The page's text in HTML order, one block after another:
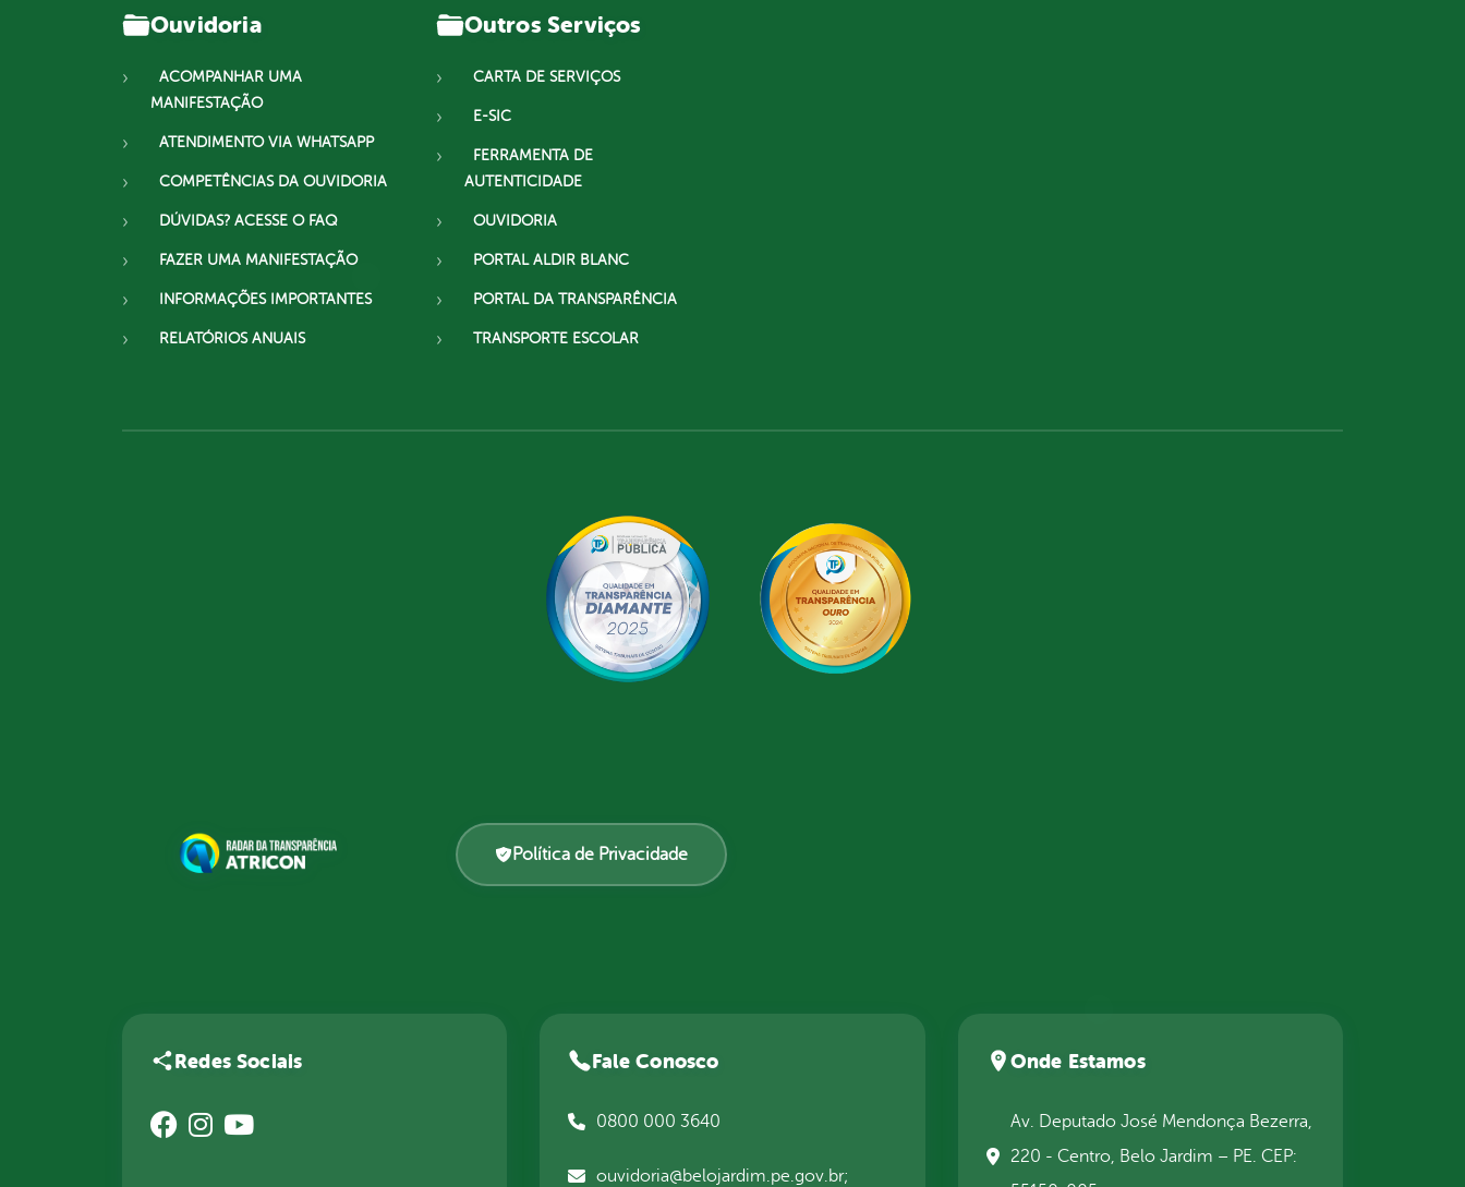
Ouvidoria
ACOMPANHAR UMA
MANIFESTAÇÃO
ATENDIMENTO VIA WHATSAPP
COMPETÊNCIAS DA OUVIDORIA
DÚVIDAS? ACESSE O FAQ
FAZER UMA MANIFESTAÇÃO
INFORMAÇÕES IMPORTANTES
RELATÓRIOS ANUAIS
Outros Serviços
CARTA DE SERVIÇOS
E-SIC
FERRAMENTA DE
AUTENTICIDADE
OUVIDORIA
PORTAL ALDIR BLANC
PORTAL DA TRANSPARÊNCIA
TRANSPORTE ESCOLAR
Política de Privacidade
Redes Sociais Fale Conosco
0800 000 3640
ouvidoria@belojardim.pe.gov.br;
Onde Estamos
Av. Deputado José Mendonça Bezerra,
220 - Centro, Belo Jardim – PE. CEP: